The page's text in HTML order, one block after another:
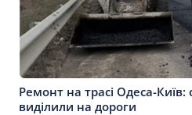
Ремонт на трасі Одеса-Київ:
виділили на дороги